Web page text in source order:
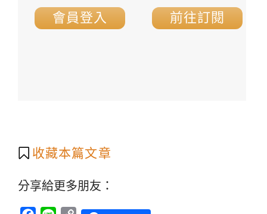
會員登入 前往訂閱
收藏本篇文章
分享給更多朋友：